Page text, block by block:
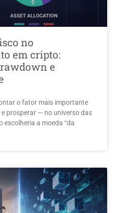
no
em cripto:
e
o fator mais importante
prosperar — no universo das
escolheria a moeda “da